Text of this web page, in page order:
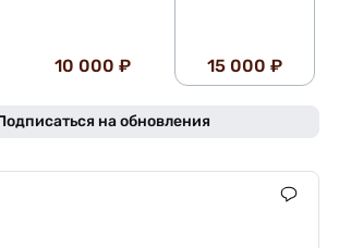
10 000 ₽ 15 000 ₽
на обновления